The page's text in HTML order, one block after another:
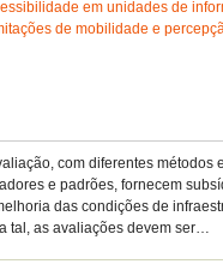
com diferentes métodos
e padrões, fornecem
das condições de
tal, as avaliações devem ser…